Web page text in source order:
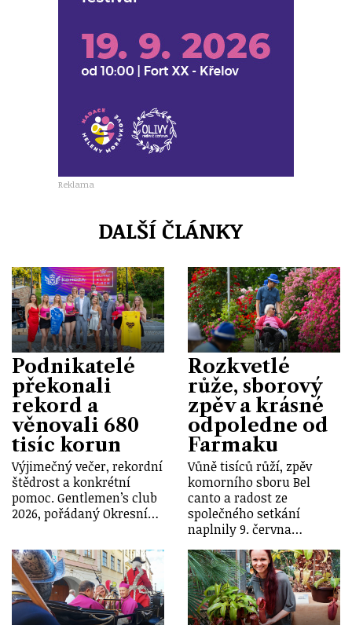
Reklama
DALŠÍ ČLÁNKY
Podnikatelé
překonali
rekord a
věnovali 680
tisíc korun
Výjimečný večer, rekordní
štědrost a konkrétní
pomoc. Gentlemen’s club
2026, pořádaný Okresní…
Rozkvetlé
růže, sborový
zpěv a krásné
odpoledne od
Farmaku
Vůně tisíců růží, zpěv
komorního sboru Bel
canto a radost ze
společného setkání
naplnily 9. června…